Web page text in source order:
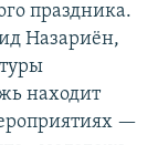
праздника.
Назариён,
находит
—